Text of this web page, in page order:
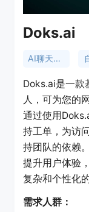
Doks.ai
AI聊天机器人
Doks.ai是一款
人，可为您的
通过使用
持工单，为访
持团队的依赖
提升用户体验
复杂和个性化
需求人群：